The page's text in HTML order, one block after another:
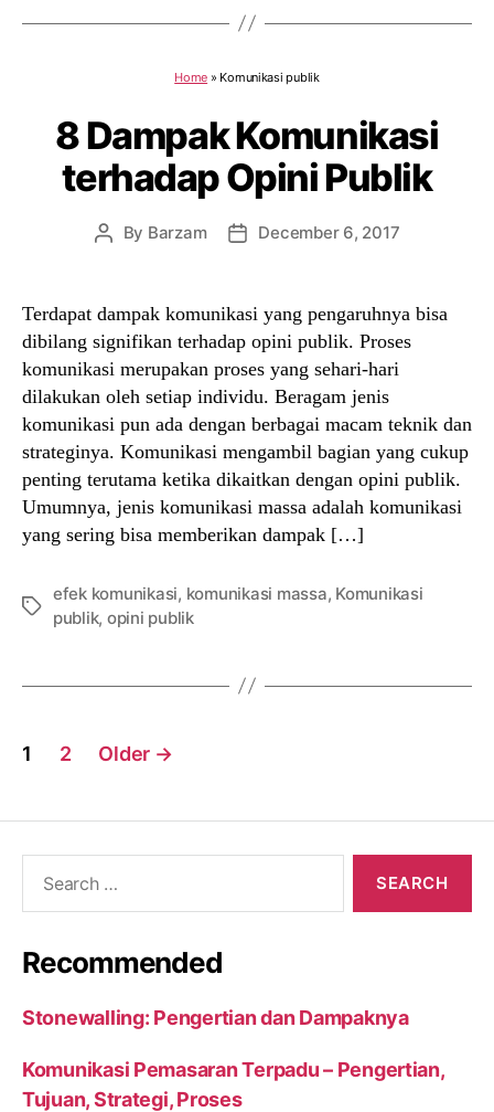
Home » Komunikasi publik
8 Dampak Komunikasi
terhadap Opini Publik
Post
By Barzam
PostDecember 6, 2017
Terdapat dampak komunikasi yang pengaruhnya bisa
dibilang signifikan terhadap opini publik. Proses
komunikasi merupakan proses yang sehari-hari
dilakukan oleh setiap individu. Beragam jenis
komunikasi pun ada dengan berbagai macam teknik dan
strateginya. Komunikasi mengambil bagian yang cukup
penting terutama ketika dikaitkan dengan opini publik.
Umumnya, jenis komunikasi massa adalah komunikasi
yang sering bisa memberikan dampak […]
Tags
efek komunikasi, komunikasi massa, Komunikasi
publik, opini publik
Posts
1 2 Older →
Recommended
Stonewalling: Pengertian dan Dampaknya
Komunikasi Pemasaran Terpadu – Pengertian,
Tujuan, Strategi, Proses